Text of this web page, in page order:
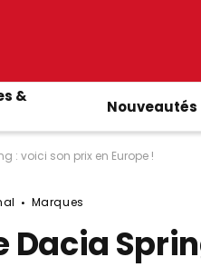
&
Nouveautés
: voici son prix en Europe !
Marques
Dacia